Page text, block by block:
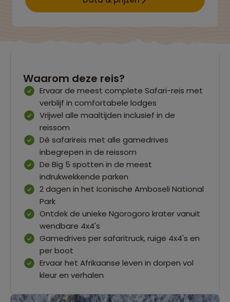
Waarom deze reis?
Ervaar de meest complete Safari-reis met
verblijf in comfortabele lodges
Vrijwel alle maaltijden inclusief in de
reissom
Dé safarireis met alle gamedrives
inbegrepen in de reissom
De Big 5 spotten in de meest
indrukwekkende parken
2 dagen in het Iconische Amboseli National
Park
Ontdek de unieke Ngorogoro krater vanuit
wendbare 4x4's
Gamedrives per safaritruck, ruige 4x4's en
per boot
Ervaar het Afrikaanse leven in dorpen vol
kleur en verhalen